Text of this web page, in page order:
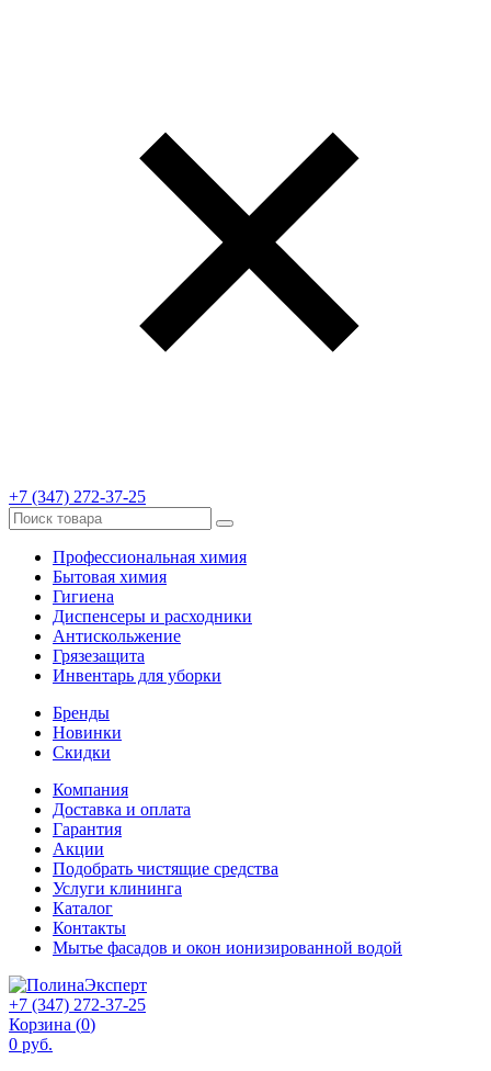
+7 (347) 272-37-25
Профессиональная химия
Бытовая химия
Гигиена
Диспенсеры и расходники
Антискольжение
Грязезащита
Инвентарь для уборки
Бренды
Новинки
Скидки
Компания
Доставка и оплата
Гарантия
Акции
Подобрать чистящие средства
Услуги клининга
Каталог
Контакты
Мытье фасадов и окон ионизированной водой
+7 (347) 272-37-25
Корзина (0)
0 руб.